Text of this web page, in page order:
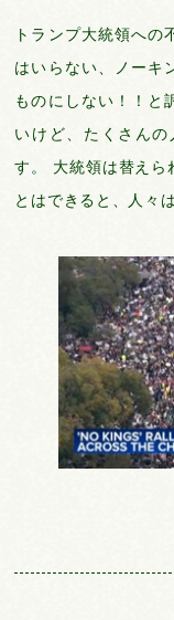
トランプ大統領への
はいらない、ノー
ものにしない！！と
いけど、たくさん
す。 大統領は替えら
とはできると、人々